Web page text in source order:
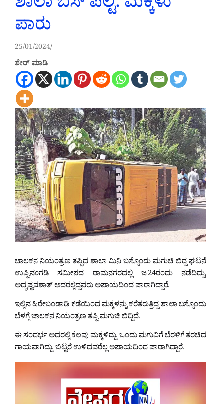
ಪಾರು
25/01/2024
ಶೇರ್ ಮಾಡಿ
ಚಾಲಕನ ನಿಯಂತ್ರಣ ತಪ್ಪಿದ ಶಾಲಾ ಮಿನಿ ಬಸ್ಸೊಂದು ಮಗುಚಿ ಬಿದ್ದ ಘಟನೆ
ಉಪ್ಪಿನಂಗಡಿ ಸಮೀಪದ ರಾಮನಗರದಲ್ಲಿ ಜ.24ರಂದು ನಡೆದಿದ್ದು,
ಅದೃಷ್ಟವಶಾತ್‌ ಅದರಲ್ಲಿದ್ದವರು ಅಪಾಯದಿಂದ ಪಾರಾಗಿದ್ದಾರೆ.
ಇಲ್ಲಿನ ಹಿರೇಬಂಡಾಡಿ ಕಡೆಯಿಂದ ಮಕ್ಕಳನ್ನು ಕರೆತರುತ್ತಿದ್ದ ಶಾಲಾ ಬಸ್ಸೊಂದು
ಬೆಳಗ್ಗೆ ಚಾಲಕನ ನಿಯಂತ್ರಣ ತಪ್ಪಿ ಮಗುಚಿ ಬಿದ್ದಿದೆ.
ಈ ಸಂದರ್ಭ ಅದರಲ್ಲಿ ಕೆಲವು ಮಕ್ಕಳಿದ್ದು, ಒಂದು ಮಗುವಿಗೆ ಬೆರಳಿಗೆ ತರಚಿದ
ಗಾಯವಾಗಿದ್ದು, ಬಿಟ್ಟರೆ ಉಳಿದವರೆಲ್ಲ ಅಪಾಯದಿಂದ ಪಾರಾಗಿದ್ದಾರೆ.